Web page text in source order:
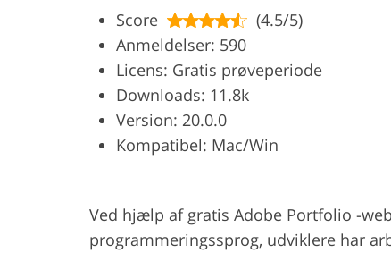
Redigering af
bryllupsbilleder
Produktfotoredigering
Hele Ps
Score
(4.5/5)
Anmeldelser: 590
Licens: Gratis prøveperiode
Downloads: 11.8k
Version: 20.0.0
Kompatibel: Mac/Win
Ved hjælp af gratis Adobe Portfolio -
programmeringssprog, udviklere har